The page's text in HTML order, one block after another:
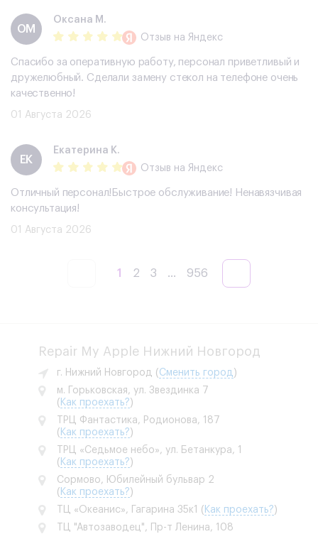
ОМ
Оксана М.
Отзыв на Яндекс
Спасибо за оперативную работу, персонал приветливый и
дружелюбный. Сделали замену стекол на телефоне очень
качественно!
01 Августа 2026
ЕК
Екатерина К.
Отзыв на Яндекс
Отличный персонал!Быстрое обслуживание! Ненавязчивая
консультация!
01 Августа 2026
1 2 3 ... 956
Repair My Apple Нижний Новгород
г. Нижний Новгород ( Сменить город )
м. Горьковская, ул. Звездинка 7
( Как проехать? )
ТРЦ Фантастика, Родионова, 187
( Как проехать? )
ТРЦ «Седьмое небо», ул. Бетанкура, 1
( Как проехать? )
Сормово, Юбилейный бульвар 2
( Как проехать? )
ТЦ «Океанис», Гагарина 35к1
( Как проехать? )
ТЦ "Автозаводец", Пр-т Ленина, 108